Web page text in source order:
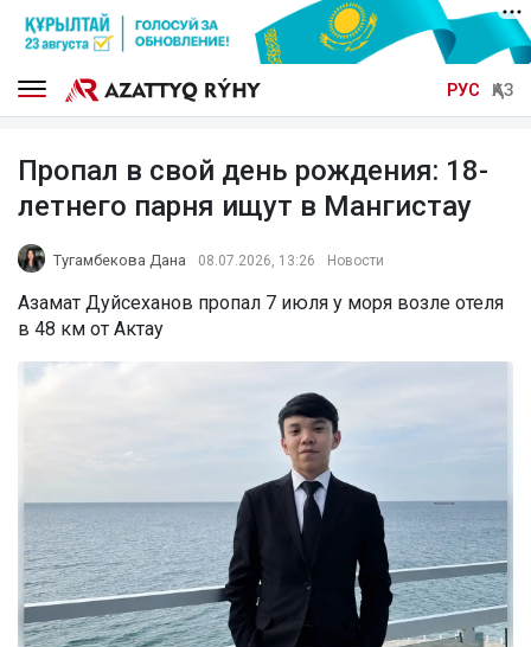
РУС ҚАЗ
Пропал в свой день рождения: 18-
летнего парня ищут в Мангистау
Тугамбекова Дана 08.07.2026, 13:26 Новости
Азамат Дуйсеханов пропал 7 июля у моря возле отеля
в 48 км от Актау